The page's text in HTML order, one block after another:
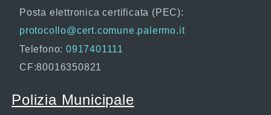
Posta elettronica certificata (PEC):
protocollo@cert.comune.palermo.it
Telefono: 0917401111
CF:80016350821
Polizia Municipale